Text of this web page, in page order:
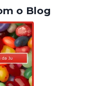
o Blog